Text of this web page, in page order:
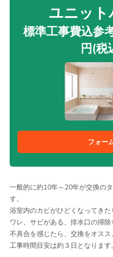
ユニッ
標準工事費込参
円(税
フォー
一般的に約10年～20年が交換の
す。
浴室内のカビがひどくなってき
ワレ、サビがある、排水口の掃
不具合を感じたら、交換をオスス
工事時間目安は約３日となります。